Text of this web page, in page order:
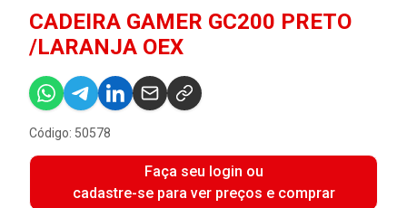
CADEIRA GAMER GC200 PRETO
/LARANJA OEX
Código: 50578
Faça seu login ou
cadastre-se para ver preços e comprar